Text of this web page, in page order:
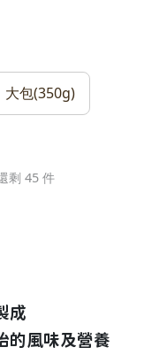
大包(350g)
剩 45 件
成
的風味及營養